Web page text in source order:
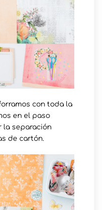
con toda la
en el paso
la separación
de cartón.